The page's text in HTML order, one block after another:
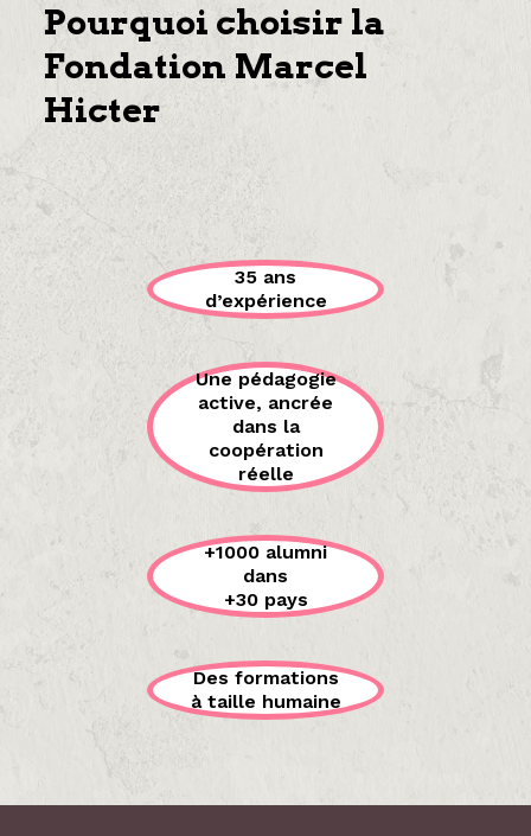
Pourquoi choisir la
Fondation Marcel
Hicter
35 ans
d’expérience
Une pédagogie
active, ancrée
dans la
coopération
réelle
+1000 alumni
dans
+30 pays
Des formations
à taille humaine